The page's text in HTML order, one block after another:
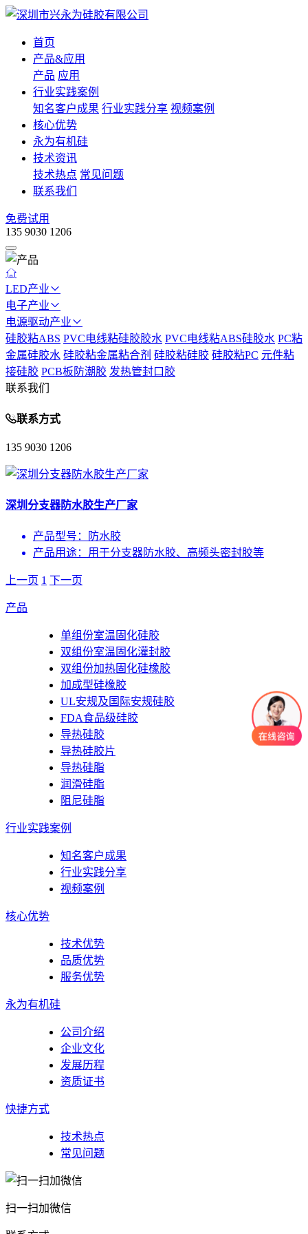
首页
产品&应用
产品 应用
行业实践案例
知名客户成果 行业实践分享 视频案例
核心优势
永为有机硅
技术资讯
技术热点 常见问题
联系我们
免费试用
135 9030 1206
LED产业
电子产业
电源驱动产业
硅胶粘ABS PVC电线粘硅胶胶水 PVC电线粘ABS硅胶水 PC粘
金属硅胶水 硅胶粘金属粘合剂 硅胶粘硅胶 硅胶粘PC 元件粘
接硅胶 PCB板防潮胶 发热管封口胶
联系我们
联系方式
135 9030 1206
深圳分支器防水胶生产厂家
产品型号：
防水胶
产品用途： 用于分支器防水胶、高频头密封胶等
上一页 1 下一页
产品
单组份室温固化硅胶
双组份室温固化灌封胶
双组份加热固化硅橡胶
加成型硅橡胶
UL安规及国际安规硅胶
FDA食品级硅胶
导热硅胶
导热硅胶片
导热硅脂
润滑硅脂
阻尼硅脂
行业实践案例
知名客户成果
行业实践分享
视频案例
核心优势
技术优势
品质优势
服务优势
永为有机硅
公司介绍
企业文化
发展历程
资质证书
快捷方式
技术热点
常见问题
扫一扫加微信